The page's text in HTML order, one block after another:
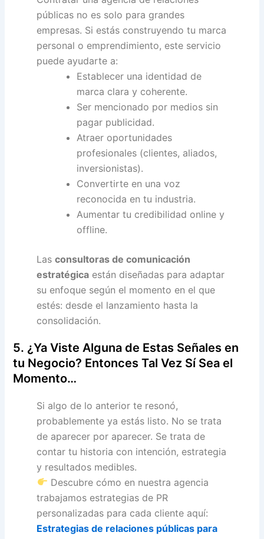
públicas no es solo para grandes
empresas. Si estás construyendo tu marca
personal o emprendimiento, este servicio
puede ayudarte a:
Establecer una identidad de
marca clara y coherente.
Ser mencionado por medios sin
pagar publicidad.
Atraer oportunidades
profesionales (clientes, aliados,
inversionistas).
Convertirte en una voz
reconocida en tu industria.
Aumentar tu credibilidad online y
offline.
Lasconsultoras de comunicación
estratégica están diseñadas para adaptar
su enfoque según el momento en el que
estés: desde el lanzamiento hasta la
consolidación.
5. ¿Ya Viste Alguna de Estas Señales en
tu Negocio? Entonces Tal Vez Sí Sea el
Momento…
Si algo de lo anterior te resonó,
probablemente ya estás listo. No se trata
de aparecer por aparecer. Se trata de
contar tu historia con intención, estrategia
y resultados medibles.
Descubre cómo en nuestra agencia
trabajamos estrategias de PR
personalizadas para cada cliente aquí:
Estrategias de relaciones públicas para